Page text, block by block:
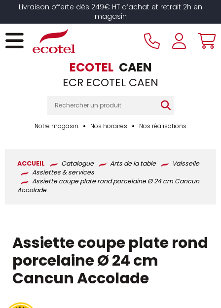
Livraison offerte dès 249€ HT d’achat et retrait 2h en
magasin
ECOTEL CAEN
ECR ECOTEL CAEN
Notre magasin Nos horaires Nos réalisations
ACCUEIL Catalogue Arts de la table
Vaisselle
Assiettes & services
Assiette coupe plate rond porcelaine Ø 24 cm Cancun
Accolade
Assiette coupe plate rond
porcelaine Ø 24 cm
Cancun Accolade
Panneau de gestion des cookies